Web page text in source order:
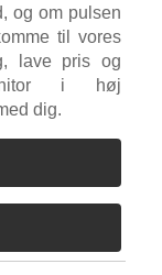
og om pulsen
til vores
lave pris og
i høj
dig.